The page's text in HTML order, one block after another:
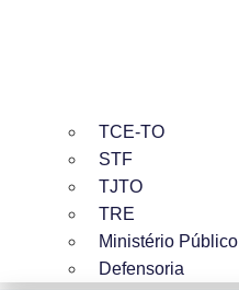
TCE-TO
STF
TJTO
TRE
Ministério Público
Defensoria